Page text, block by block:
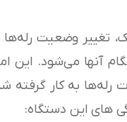
تغییر وضعیت
آنها می‌شود.
رله‌ها به کار
های این دستگاه: